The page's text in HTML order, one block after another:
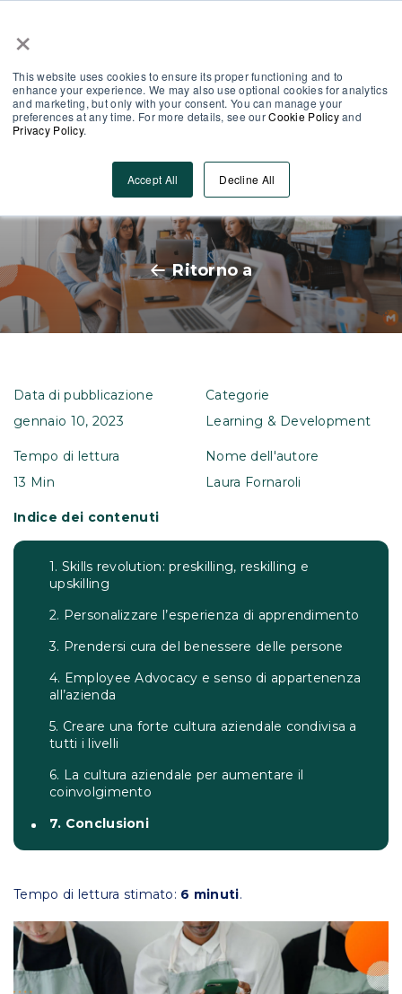
×
This website uses cookies to ensure its proper functioning and to
enhance your experience. We may also use optional cookies for analytics
and marketing, but only with your consent. You can manage your
preferences at any time. For more details, see ourCookie Policyand
Privacy Policy.
Accept All Decline All
Tendenze HR del 2023: le
cinque sfide del futuro
Ritorno a
Tempo di lettura stimato: 6 minuti.
Data di pubblicazione
gennaio 10, 2023
Categorie
Learning & Development
Tempo di lettura
13 Min
Nome dell'autore
Laura Fornaroli
Indice dei contenuti
1. Skills revolution: preskilling, reskilling e
upskilling
2. Personalizzare l’esperienza di apprendimento
3. Prendersi cura del benessere delle persone
4. Employee Advocacy e senso di appartenenza
all’azienda
5. Creare una forte cultura aziendale condivisa a
tutti i livelli
6. La cultura aziendale per aumentare il
coinvolgimento
7. Conclusioni